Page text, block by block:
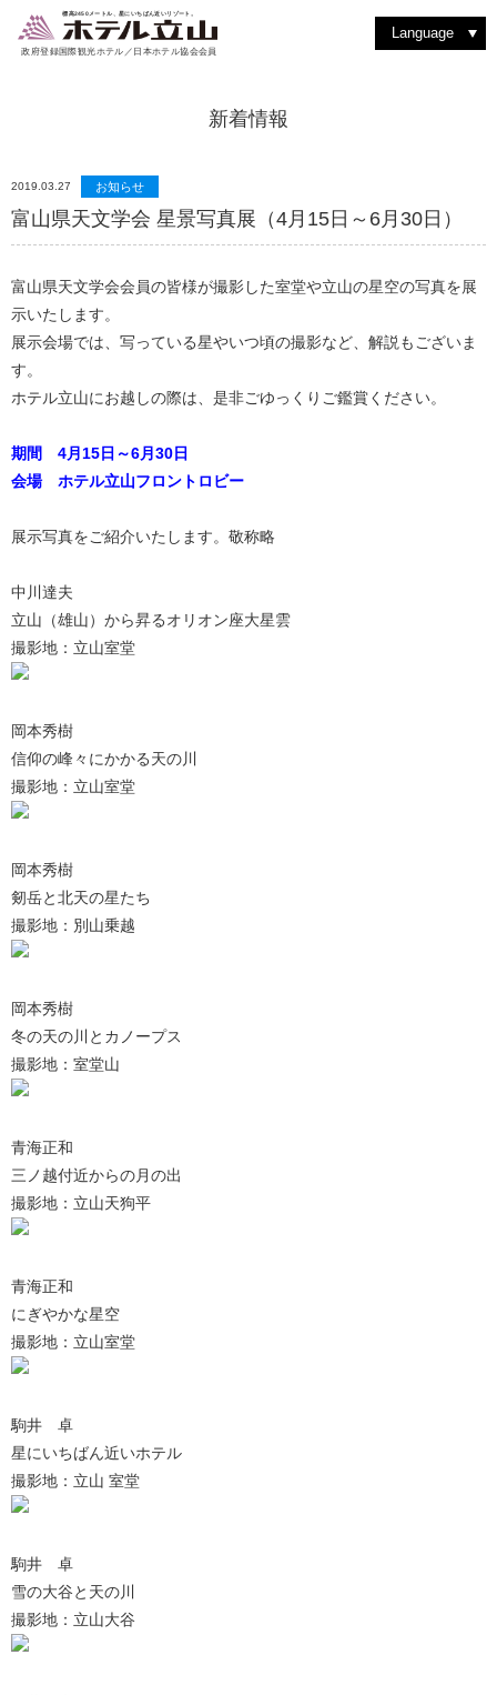
標高2450メートル、星にいちばん近いリゾート。
政府登録国際観光ホテル／日本ホテル協会会員
Language
新着情報
2019.03.27 お知らせ
富山県天文学会 星景写真展（4月15日～6月30日）
富山県天文学会会員の皆様が撮影した室堂や立山の星空の写真を展
示いたします。
展示会場では、写っている星やいつ頃の撮影など、解説もございま
す。
ホテル立山にお越しの際は、是非ごゆっくりご鑑賞ください。
期間 4月15日～6月30日
会場 ホテル立山フロントロビー
展示写真をご紹介いたします。敬称略
中川達夫
立山（雄山）から昇るオリオン座大星雲
撮影地：立山室堂
岡本秀樹
信仰の峰々にかかる天の川
撮影地：立山室堂
岡本秀樹
剱岳と北天の星たち
撮影地：別山乗越
岡本秀樹
冬の天の川とカノープス
撮影地：室堂山
青海正和
三ノ越付近からの月の出
撮影地：立山天狗平
青海正和
にぎやかな星空
撮影地：立山室堂
駒井 卓
星にいちばん近いホテル
撮影地：立山 室堂
駒井 卓
雪の大谷と天の川
撮影地：立山大谷